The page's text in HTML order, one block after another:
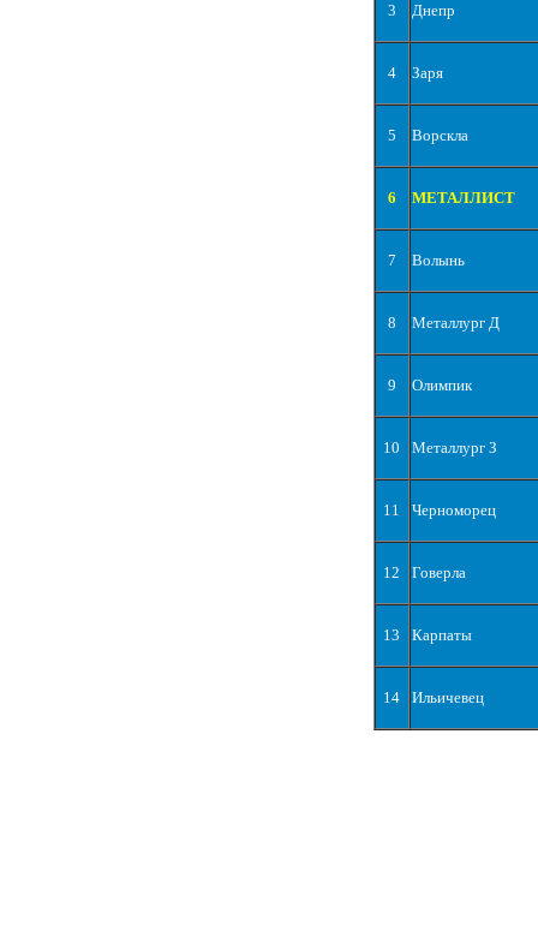
3 Днепр
4 Заря
5 Ворскла
6 МЕТАЛЛИСТ
7 Волынь
8 Металлург Д
9 Олимпик
10 Металлург З
11 Черноморец
12 Говерла
13 Карпаты
14 Ильичевец